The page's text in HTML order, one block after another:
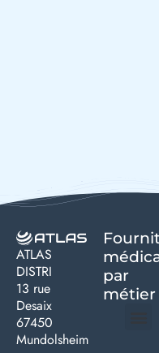
ATLAS
DISTRI
13 rue
Desaix
67450
Mundolsheim
par
métier